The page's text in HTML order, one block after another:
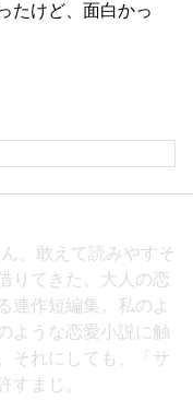
たけど、面白かっ
。敢えて読みやすそ
りてきた。大人の恋
連作短編集。私のよ
ような恋愛小説に触
それにしても、「サ
すまじ。